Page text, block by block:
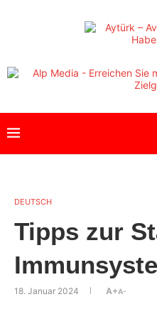
DEUTSCH
Tipps zur
18. Januar 2024 A+A-